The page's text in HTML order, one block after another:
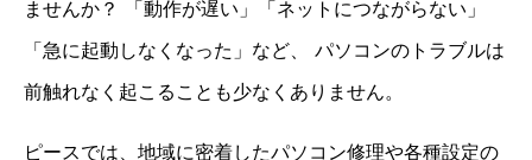
ませんか？
「動作が遅い」「ネットにつながらない」
「急に起動しなくなった」など、
パソコンのトラブルは
前触れなく起こることも少なくありません。
ピースでは、地域に密着したパソコン修理や各種設定の